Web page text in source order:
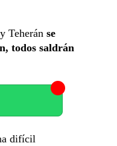
Teherán se
todos saldrán
difícil